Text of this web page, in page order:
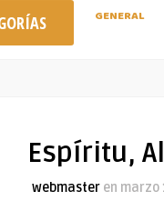
GENERAL
Espíritu,
webmaster en marzo